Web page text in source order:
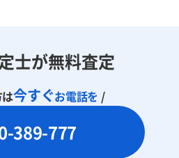
士が無料査定
今すぐお電話を /
389-777